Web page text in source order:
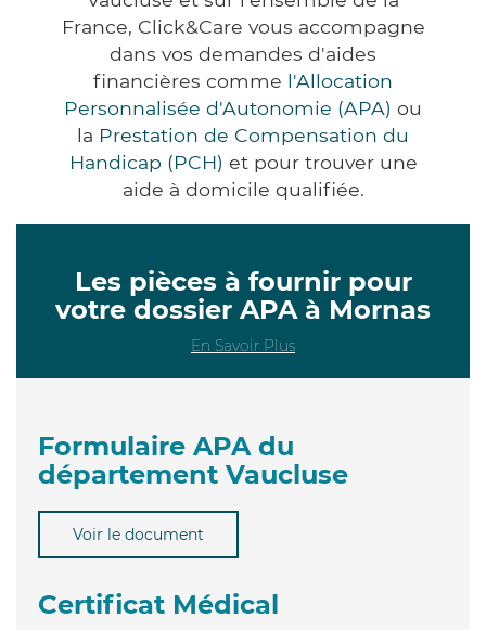
France, Click&Care vous accompagne
dans vos demandes d'aides
financières comme l'Allocation
Personnalisée d'Autonomie (APA) ou
la Prestation de Compensation du
Handicap (PCH) et pour trouver une
aide à domicile qualifiée.
Les pièces à fournir pour
votre dossier APA à Mornas
En Savoir Plus
Formulaire APA du
département Vaucluse
Voir le document
Certificat Médical